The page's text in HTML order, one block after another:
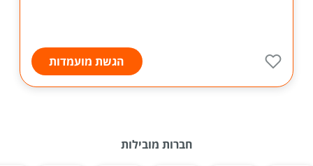
הגשת מועמדות
חברות מובילות